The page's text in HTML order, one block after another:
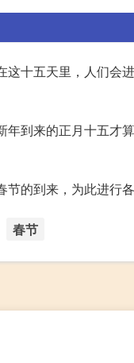
十五天里，人们会
到来的正月十五才
的到来，为此进行各
春节